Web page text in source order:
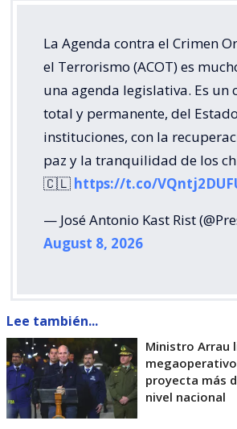
La Agenda contra el Crimen
el Terrorismo (ACOT) es
una agenda legislativa. Es un
total y permanente, del
instituciones, con la
paz y la tranquilidad de los
🇨🇱 https://t.co/
— José Antonio Kast Rist
August 8, 2026
Lee también...
Ministro Arrau
proyecta más
nivel nacional